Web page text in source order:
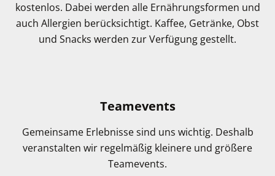
kostenlos. Dabei werden alle Ernährungsformen und
auch Allergien berücksichtigt. Kaffee, Getränke, Obst
und Snacks werden zur Verfügung gestellt.
Teamevents
Gemeinsame Erlebnisse sind uns wichtig. Deshalb
veranstalten wir regelmäßig kleinere und größere
Teamevents.